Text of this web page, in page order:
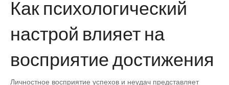
Как психологический
настрой влияет на
восприятие достижения
Личностное восприятие успехов и неудач представляет